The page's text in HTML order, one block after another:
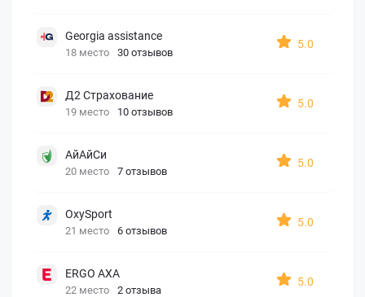
Georgia assistance
18 место 30 отзывов
5.0
Д2 Страхование
19 место 10 отзывов
5.0
АйАйСи
20 место 7 отзывов
5.0
OxySport
21 место 6 отзывов
5.0
ERGO AXA
22 место 2 отзыва
5.0